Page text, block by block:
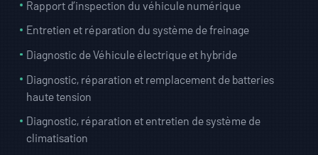
Rapport d’inspection du véhicule numérique
Entretien et réparation du système de freinage
Diagnostic de Véhicule électrique et hybride
Diagnostic, réparation et remplacement de batteries
haute tension
Diagnostic, réparation et entretien de système de
climatisation